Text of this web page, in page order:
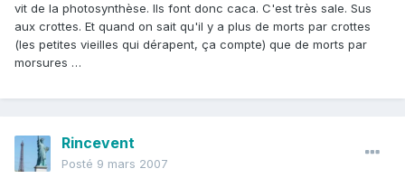
vit de la photosynthèse. Ils font donc caca. C'est très sale. Sus
aux crottes. Et quand on sait qu'il y a plus de morts par crottes
(les petites vieilles qui dérapent, ça compte) que de morts par
morsures …
Rincevent
Posté 9 mars 2007